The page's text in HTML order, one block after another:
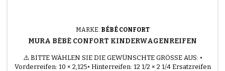
MARKE: BÉBÉ CONFORT
MURA BÉBÉ CONFORT KINDERWAGENREIFEN
⚠️ BITTE WÄHLEN SIE DIE GEWÜNSCHTE GRÖSSE AUS: •
Vorderreifen: 10 × 2,125• Hinterreifen: 12 1/2 × 2 1/4 Ersatzreifen